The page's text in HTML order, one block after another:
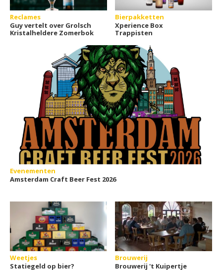
Reclames
Guy vertelt over Grolsch
Kristalheldere Zomerbok
Bierpakketten
Xperience Box
Trappisten
Evenementen
Amsterdam Craft Beer Fest 2026
Weetjes
Statiegeld op bier?
Brouwerij
Brouwerij 't Kuipertje